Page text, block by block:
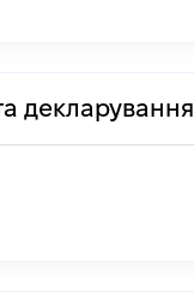
декларування